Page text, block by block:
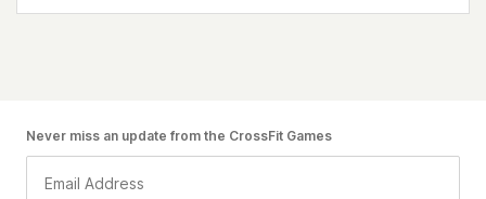
Never miss an update from the CrossFit Games